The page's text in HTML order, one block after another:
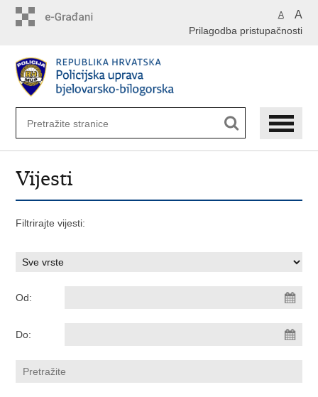
A A
Prilagodba pristupačnosti
Vijesti
Filtrirajte vijesti:
Od:
Do: